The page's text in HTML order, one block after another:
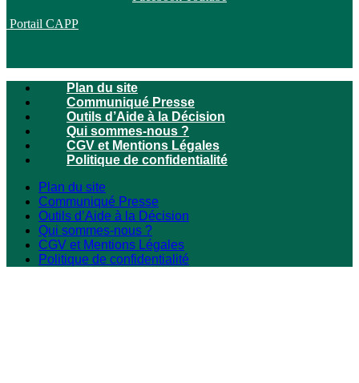
Portail CAPP
Plan du site
Communiqué Presse
Outils d’Aide à la Décision
Qui sommes-nous ?
CGV et Mentions Légales
Politique de confidentialité
Plan du site
Communiqué Presse
Outils d’Aide à la Décision
Qui sommes-nous ?
CGV et Mentions Légales
Politique de confidentialité